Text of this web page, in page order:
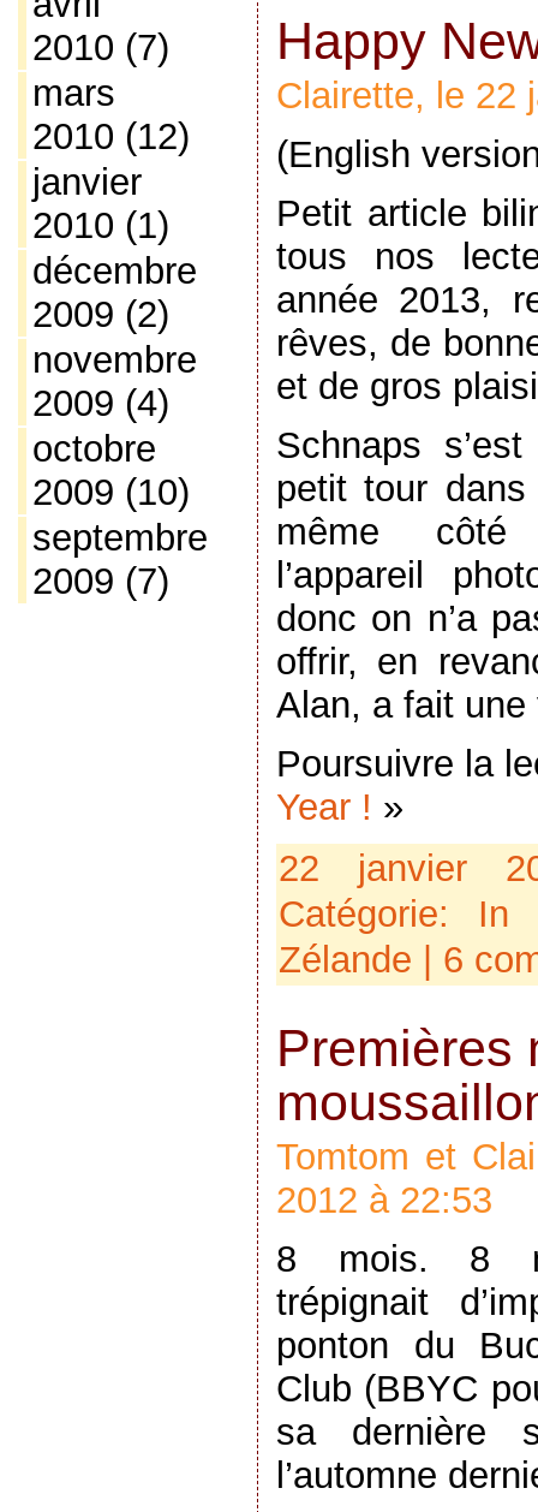
2010 (7)
mars
2010 (12)
janvier
2010 (1)
décembre
2009 (2)
novembre
2009 (4)
octobre
2009 (10)
septembre
2009 (7)
Happy
Clairette, le 22
(English
Petit article
tous nos
année 2013,
rêves, de
et de gros
Schnaps
petit tour
même côté
l’appareil
donc on n’a
offrir, en
Alan, a fait
Poursuivre la
Year ! »
22 janvier
Catégorie: In
Zélande
6
Premières
Tomtom et
2012 à 22:53
8 mois. 8
trépignait
ponton du
Club (BBYC
sa dernière
l’automne